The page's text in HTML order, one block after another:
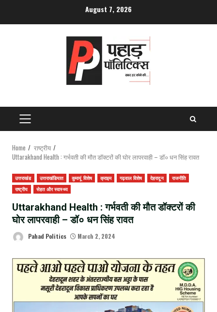
August 7, 2026
PRIMARY
MENU
Home
राष्ट्रीय
Uttarakhand Health : गर्भवती की मौत डॉक्टरों की घोर लापरवाही – डॉ० धन सिंह रावत
उत्तराखंड उत्तराखंडियात कुमायूं विशेष क्राइम गढ़वाल विशेष देहरादून
राजनीति
राष्ट्रीय
सेहत और स्वास्थ्य
Uttarakhand Health : गर्भवती की मौत डॉक्टरों की
घोर लापरवाही – डॉ० धन सिंह रावत
Pahad Politics March 2, 2024